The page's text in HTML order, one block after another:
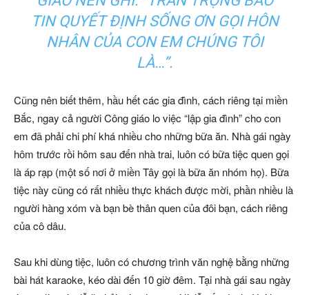
TIN QUYẾT ĐỊNH SỐNG ƠN GỌI HÔN
NHÂN CỦA CON EM CHÚNG TÔI
LÀ…”.
Cũng nên biết thêm, hầu hết các gia đình, cách riêng tại miền
Bắc, ngay cả người Công giáo lo việc “lập gia đình” cho con
em đã phải chi phí khá nhiều cho những bữa ăn. Nhà gái ngày
hôm trước rồi hôm sau đến nhà trai, luôn có bữa tiệc quen gọi
là áp rạp (một số nơi ở miền Tây gọi là bữa ăn nhóm họ). Bữa
tiệc này cũng có rất nhiều thực khách được mời, phần nhiều là
người hàng xóm và bạn bè thân quen của đôi bạn, cách riêng
của cô dâu.
Sau khi dùng tiệc, luôn có chương trình văn nghệ bằng những
bài hát karaoke, kéo dài đến 10 giờ đêm. Tại nhà gái sau ngày